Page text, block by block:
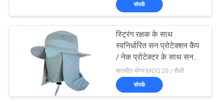
साइटमैप
PRIVACY
POLICY
5 पैनल ट्रक कैप
244
संपर्क
स्ट्रिंग रक्षक के साथ
स्वनिर्धारित सन प्रोटेक्शन कैप
/ नेक प्रोटेक्टर के साथ सन
हैट
बातचीत योग्य MOQ:20 / शैली
संपर्क